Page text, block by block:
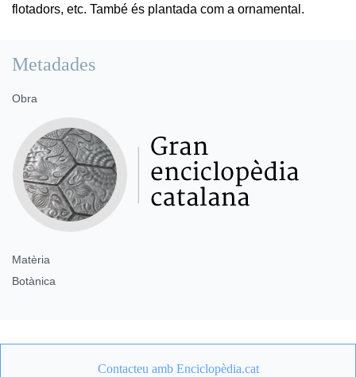
flotadors, etc. També és plantada com a ornamental.
Metadades
Obra
Matèria
Botànica
Contacteu amb Enciclopèdia.cat